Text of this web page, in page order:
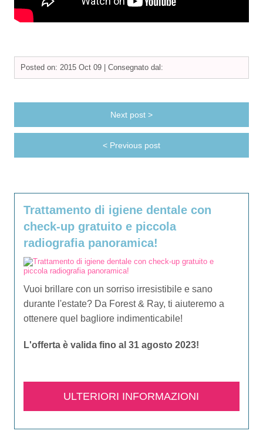
Posted on: 2015 Oct 09 | Consegnato dal:
Next post >
< Previous post
Trattamento di igiene dentale con
check-up gratuito e piccola
radiografia panoramica!
Vuoi brillare con un sorriso irresistibile e sano
durante l'estate? Da Forest & Ray, ti aiuteremo a
ottenere quel bagliore indimenticabile!
L'offerta è valida fino al 31 agosto 2023!
ULTERIORI INFORMAZIONI